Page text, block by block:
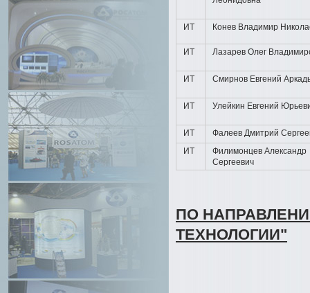
ИТ Конев Владимир
ИТ Лазарев Олег
ИТ Смирнов Евгений
ИТ Улейкин Евгений
ИТ
Фалеев Дмитрий
ИТ
Филимонцев Александр
Сергеевич
ПО
ТЕХНОЛОГИИ"